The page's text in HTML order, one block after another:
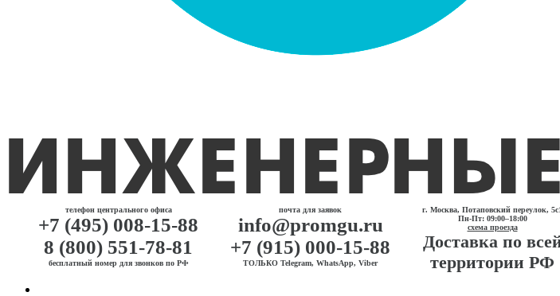
телефон центрального офиса
+7 (495) 008-15-88
8 (800) 551-78-81
бесплатный номер для звонков по РФ
почта для заявок
info@promgu.ru
+7 (915) 000-15-88
ТОЛЬКО Telegram, WhatsApp, Viber
г. Москва, Потаповский переулок,
Пн-Пт: 09:00–18:00
схема проезда
Доставка по
территории РФ